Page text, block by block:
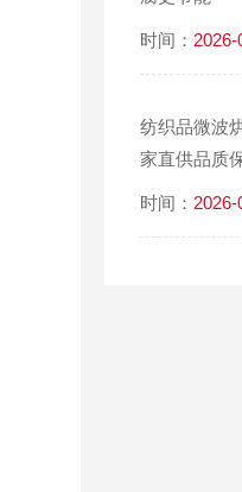
时间： 2026-
纺织品微波
家直供品质
时间： 2026-